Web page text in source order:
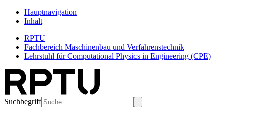
Hauptnavigation
Inhalt
RPTU
Fachbereich Maschinenbau und Verfahrenstechnik
Lehrstuhl für Computational Physics in Engineering (CPE)
Suchbegriff